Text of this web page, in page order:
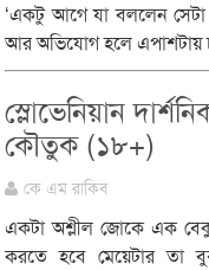
‘একটু আগে যা বললেন
আর অভিযোগ হলে এপাশটায়
স্লোভেনিয়ান
কৌতুক (১৮+)
কে এম রাকিব
একটা অশ্লীল জোকে এক
করতে হবে মেয়েটার তা